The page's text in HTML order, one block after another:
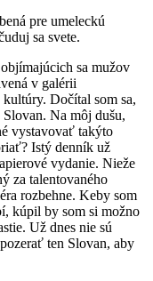
pre umeleckú
sa svete.
sa mužov
v galérii
Dočítal som sa,
Na môj dušu,
vystavovať takýto
Istý denník už
vydanie. Nieže
za talentovaného
rozbehne. Keby som
kúpil by som si možno
Už dnes nie sú
ten Slovan, aby